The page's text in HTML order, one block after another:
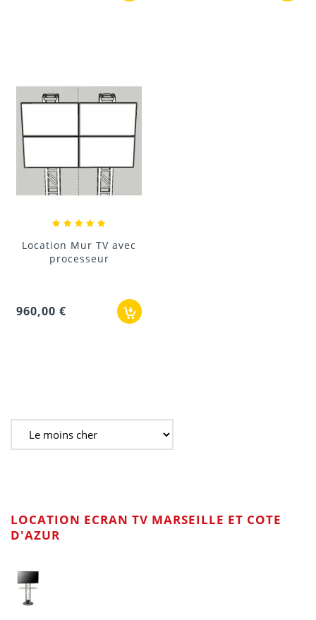
Location Mur TV avec
processeur
960,00 €
LOCATION ECRAN TV MARSEILLE ET COTE
D'AZUR